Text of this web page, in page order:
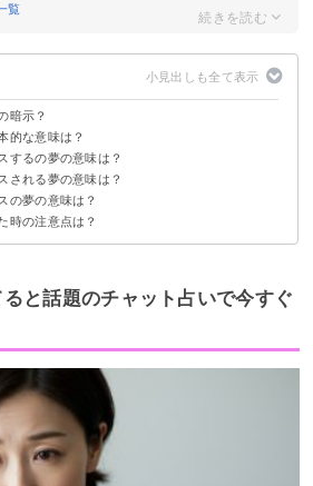
覧
暗示？
的な意味は？
欲求を暗示
決まる
するの夢の意味は？
る夢【吉夢】
る夢【吉夢】
する夢【吉夢】
キスする夢【吉夢】
スする夢【吉夢】
る夢【吉夢】
る夢【吉夢】
する夢【吉夢】
される夢の意味は？
る夢【警告夢】
る夢【警告夢】
れる夢【吉夢】
スされる夢【警告夢】
される夢【警告夢】
れる夢【吉夢】
れる夢【吉夢】
れる夢【吉夢】
の夢の意味は？
キスの夢【吉夢】
する夢【吉夢】
る夢【警告夢】
る夢【警告夢】
る夢【警告夢】
時の注意点は？
極的に行動する
失敗しないように注意
と話題のチャット占いで今すぐ